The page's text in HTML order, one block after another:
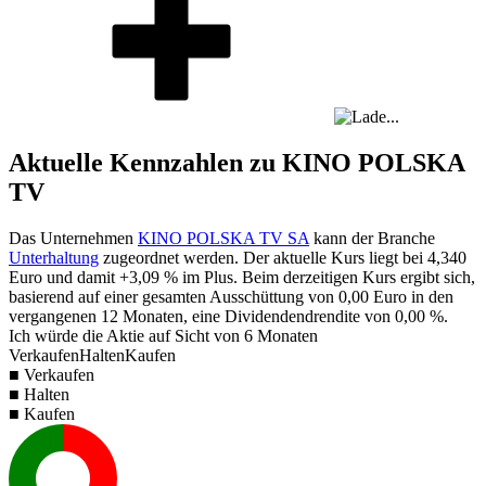
Aktuelle Kennzahlen zu KINO POLSKA
TV
Das Unternehmen KINO POLSKA TV SA kann der Branche
Unterhaltung zugeordnet werden. Der aktuelle Kurs liegt bei 4,340
Euro und damit +3,09 % im Plus. Beim derzeitigen Kurs ergibt sich,
basierend auf einer gesamten Ausschüttung von 0,00 Euro in den
vergangenen 12 Monaten, eine Dividendendrendite von 0,00 %.
Ich würde die Aktie auf Sicht von 6 Monaten
VerkaufenHaltenKaufen
■ Verkaufen
■ Halten
■ Kaufen